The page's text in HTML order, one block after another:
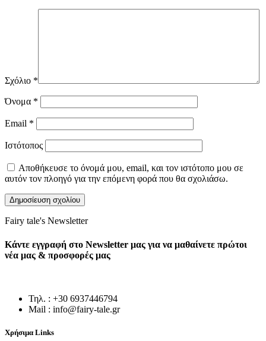
Σχόλιο *
Όνομα *
Email *
Ιστότοπος
Αποθήκευσε το όνομά μου, email, και τον ιστότοπο μου σε
αυτόν τον πλοηγό για την επόμενη φορά που θα σχολιάσω.
Fairy tale's Newsletter
Κάντε εγγραφή στο Newsletter μας για να μαθαίνετε πρώτοι
νέα μας & προσφορές μας
Τηλ. : +30 6937446794
Mail : info@fairy-tale.gr
Χρήσιμα Links